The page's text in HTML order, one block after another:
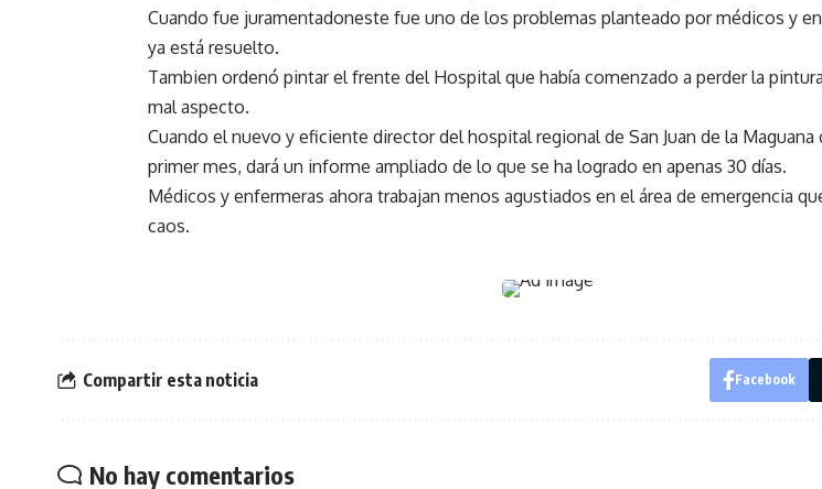
Cuando fue juramentadoneste fue uno de los problemas planteado por médicos y
ya está resuelto.
Tambien ordenó pintar el frente del Hospital que había comenzado a perder la
mal aspecto.
Cuando el nuevo y eficiente director del hospital regional de San Juan de la Maguana
primer mes, dará un informe ampliado de lo que se ha logrado en apenas 30 días.
Médicos y enfermeras ahora trabajan menos agustiados en el área de emergencia
caos.
Compartir esta noticia Facebook
No hay comentarios